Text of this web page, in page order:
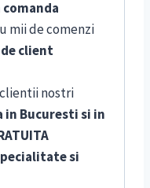
mii de comenzi
client
nostri
in Bucuresti si in
si